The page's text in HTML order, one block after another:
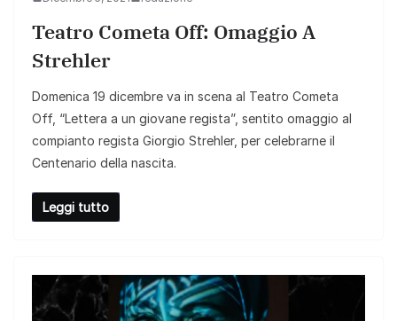
Teatro Cometa Off: Omaggio A
Strehler
Domenica 19 dicembre va in scena al Teatro Cometa
Off, “Lettera a un giovane regista”, sentito omaggio al
compianto regista Giorgio Strehler, per celebrarne il
Centenario della nascita.
Leggi tutto